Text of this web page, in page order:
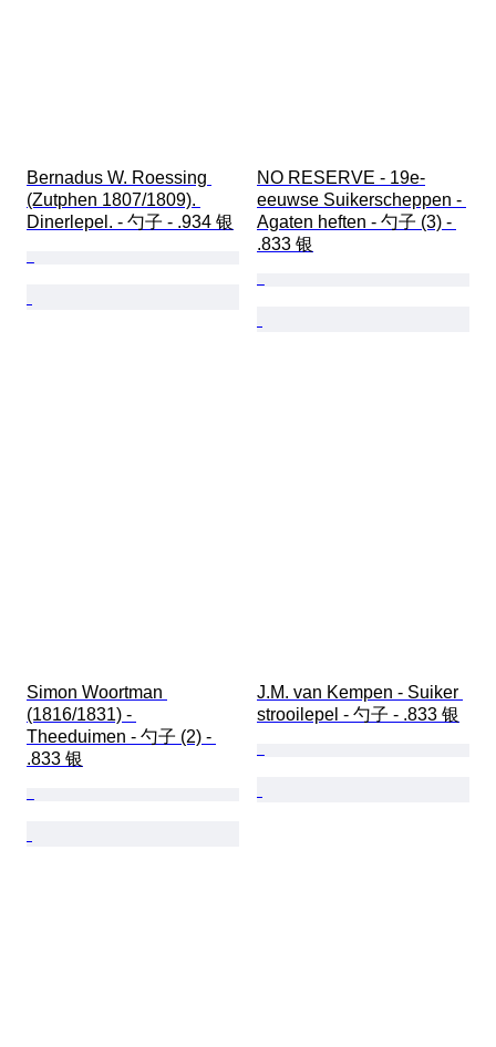
Bernadus W. Roessing
(Zutphen 1807/1809).
Dinerlepel. - 勺子 - .934 银
NO RESERVE - 19e-
eeuwse Suikerscheppen -
Agaten heften - 勺子 (3) -
.833 银
Simon Woortman
(1816/1831) -
Theeduimen - 勺子 (2) -
.833 银
J.M. van Kempen - Suiker
strooilepel - 勺子 - .833 银